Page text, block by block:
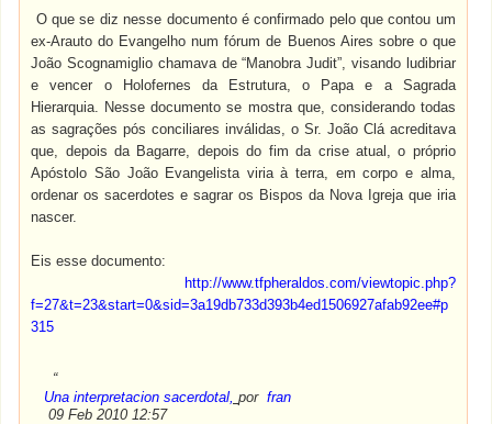
O que se diz nesse documento é confirmado pelo que contou um
ex-Arauto do Evangelho num fórum de Buenos Aires sobre o que
João Scognamiglio chamava de “Manobra Judit”, visando ludibriar
e vencer o Holofernes da Estrutura, o Papa e a Sagrada
Hierarquia. Nesse documento se mostra que, considerando todas
as sagrações pós conciliares inválidas, o Sr. João Clá acreditava
que, depois da Bagarre, depois do fim da crise atual, o próprio
Apóstolo São João Evangelista viria à terra, em corpo e alma,
ordenar os sacerdotes e sagrar os Bispos da Nova Igreja que iria
nascer.
Eis esse documento:
http://www.tfpheraldos.com/viewtopic.php?
f=27&t=23&start=0&sid=3a19db733d393b4ed1506927afab92ee#p
315
“
Una interpretacion sacerdotal,por fran
09 Feb 2010 12:57